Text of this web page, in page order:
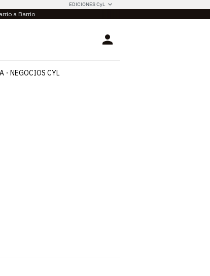
EDICIONES CyL
a Barrio
Login
NEGOCIOS CYL